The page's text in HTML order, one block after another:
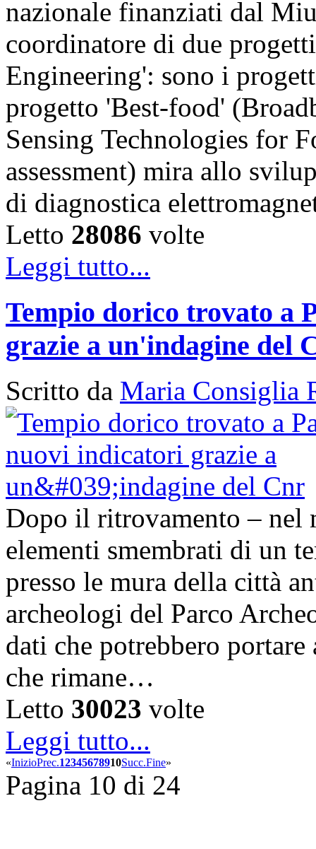
nazionale finanziati dal
coordinatore di due
Engineering': sono i
progetto 'Best-food'
Sensing Technologies for
assessment) mira allo
di diagnostica
Letto 28086 volte
Leggi tutto...
Tempio dorico trovato a
grazie a un'indagine del
Scritto da Maria Consiglia
Dopo il ritrovamento – nel
elementi smembrati di un
presso le mura della città
archeologi del Parco
dati che potrebbero
che rimane…
Letto 30023 volte
Leggi tutto...
«InizioPrec.12345678910Succ.Fine»
Pagina 10 di 24